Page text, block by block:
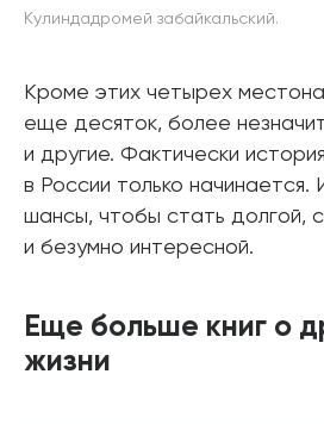
Кулиндадромей забайкальский.
Кроме этих четырех
еще десяток, более
и другие. Фактически
в России только начинается.
шансы, чтобы стать долгой,
и безумно интересной.
Еще больше книг о
жизни